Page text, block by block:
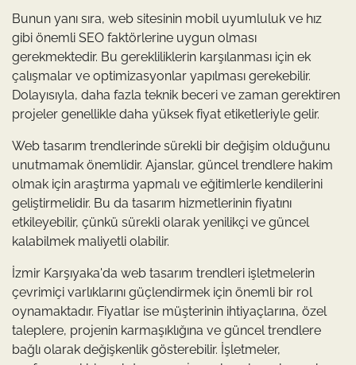
Bunun yanı sıra, web sitesinin mobil uyumluluk ve hız
gibi önemli SEO faktörlerine uygun olması
gerekmektedir. Bu gerekliliklerin karşılanması için ek
çalışmalar ve optimizasyonlar yapılması gerekebilir.
Dolayısıyla, daha fazla teknik beceri ve zaman gerektiren
projeler genellikle daha yüksek fiyat etiketleriyle gelir.
Web tasarım trendlerinde sürekli bir değişim olduğunu
unutmamak önemlidir. Ajanslar, güncel trendlere hakim
olmak için araştırma yapmalı ve eğitimlerle kendilerini
geliştirmelidir. Bu da tasarım hizmetlerinin fiyatını
etkileyebilir, çünkü sürekli olarak yenilikçi ve güncel
kalabilmek maliyetli olabilir.
İzmir Karşıyaka'da web tasarım trendleri işletmelerin
çevrimiçi varlıklarını güçlendirmek için önemli bir rol
oynamaktadır. Fiyatlar ise müşterinin ihtiyaçlarına, özel
taleplere, projenin karmaşıklığına ve güncel trendlere
bağlı olarak değişkenlik gösterebilir. İşletmeler,